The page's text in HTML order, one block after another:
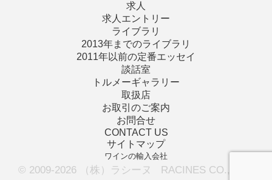
求人
求人エントリー
ライブラリ
2013年までのライブラリ
2011年以前の定番エッセイ
談話室
トルメーギャラリー
取扱店
お取引のご案内
お問合せ
CONTACT US
サイトマップ
ワインの輸入会社
© 2009-2026 （株）ラシーヌ RACINES CO., LTD.